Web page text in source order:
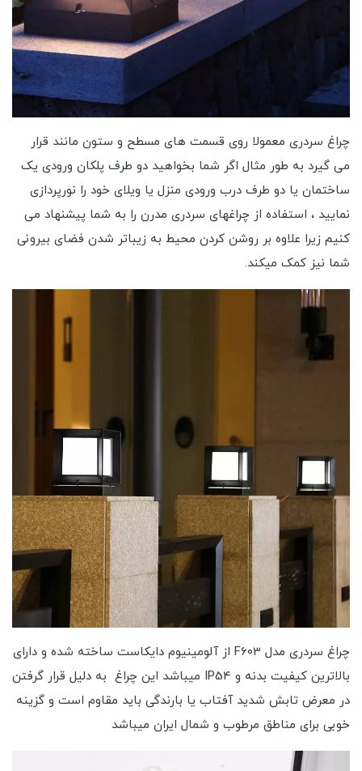
چراغ سردری معمولا روی قسمت های مسطح و ستون مانند قرار
می گیرد به طور مثال اگر شما بخواهید دو طرف پلکان ورودی یک
ساختمان یا دو طرف درب ورودی منزل یا ویلای خود را نورپردازی
نمایید ، استفاده از چراغهای سردری مدرن را به شما پیشنهاد می
کنیم زیرا علاوه بر روشن کردن محیط به زیباتر شدن فضای بیرونی
شما نیز کمک میکند.
چراغ سردری مدل F603 از آلومینیوم دایکاست ساخته شده و دارای
بالاترین کیفیت بدنه و IP54 میباشد این چراغ به دلیل قرار گرفتن
در معرض تابش شدید آفتاب یا بارندگی باید مقاوم است و گزینه
خوبی برای مناطق مرطوب و شمال ایران میباشد